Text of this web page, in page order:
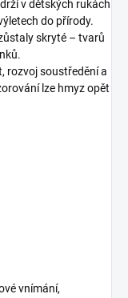
v dětských rukách
do přírody.
skryté – tvarů
rozvoj soustředění a
lze hmyz opět
vnímání,